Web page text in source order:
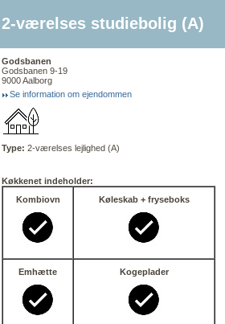
2-værelses studiebolig (A)
Godsbanen
Godsbanen 9-19
9000 Aalborg
Se information om ejendommen
Type: 2-værelses lejlighed (A)
Køkkenet indeholder:
Kombiovn
Køleskab + fryseboks
Emhætte Kogeplader